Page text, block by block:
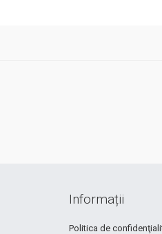
Informații
Politica de